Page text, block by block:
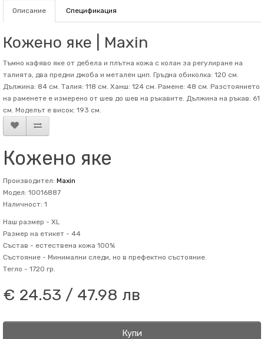
Описание Спецификация
Кожено яке | Maxin
Тъмно кафяво яке от дебела и плътна кожа с колан за регулиране на
талията, два предни джоба и метален цип. Гръдна обиколка: 120 см.
Дължина: 84 см. Талия: 118 см. Ханш: 124 см. Рамене: 48 см. Разстоянието
на раменете е измерено от шев до шев на ръкавите. Дължина на ръкав: 61
см. Mоделът е висок: 193 см.
Кожено яке
Производител: Maxin
Модел: 10016887
Наличност: 1
Наш размер - XL
Размер на етикет - 44
Състав - естествена кожа 100%
Състояние - Минимални следи, но в префектно състояние.
Тегло - 1720 гр.
€ 24.53 / 47.98 лв
Купи